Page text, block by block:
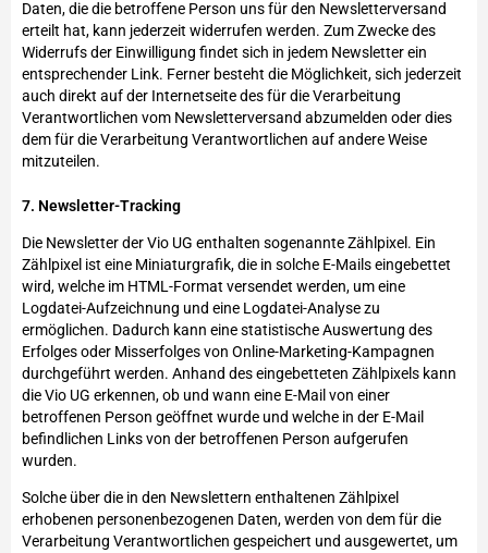
Daten, die die betroffene Person uns für den Newsletterversand
erteilt hat, kann jederzeit widerrufen werden. Zum Zwecke des
Widerrufs der Einwilligung findet sich in jedem Newsletter ein
entsprechender Link. Ferner besteht die Möglichkeit, sich jederzeit
auch direkt auf der Internetseite des für die Verarbeitung
Verantwortlichen vom Newsletterversand abzumelden oder dies
dem für die Verarbeitung Verantwortlichen auf andere Weise
mitzuteilen.
7. Newsletter-Tracking
Die Newsletter der Vio UG enthalten sogenannte Zählpixel. Ein
Zählpixel ist eine Miniaturgrafik, die in solche E-Mails eingebettet
wird, welche im HTML-Format versendet werden, um eine
Logdatei-Aufzeichnung und eine Logdatei-Analyse zu
ermöglichen. Dadurch kann eine statistische Auswertung des
Erfolges oder Misserfolges von Online-Marketing-Kampagnen
durchgeführt werden. Anhand des eingebetteten Zählpixels kann
die Vio UG erkennen, ob und wann eine E-Mail von einer
betroffenen Person geöffnet wurde und welche in der E-Mail
befindlichen Links von der betroffenen Person aufgerufen
wurden.
Solche über die in den Newslettern enthaltenen Zählpixel
erhobenen personenbezogenen Daten, werden von dem für die
Verarbeitung Verantwortlichen gespeichert und ausgewertet, um